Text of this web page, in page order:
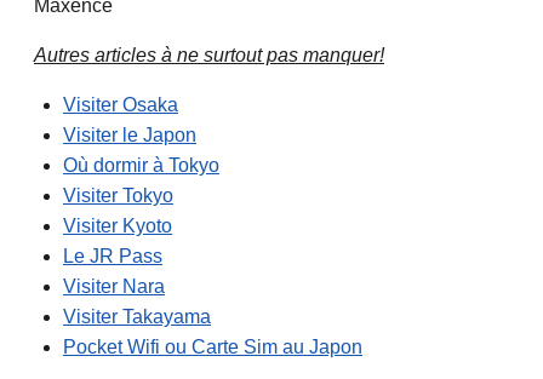
Maxence
Autres articles à ne surtout pas manquer!
Visiter Osaka
Visiter le Japon
Où dormir à Tokyo
Visiter Tokyo
Visiter Kyoto
Le JR Pass
Visiter Nara
Visiter Takayama
Pocket Wifi ou Carte Sim au Japon